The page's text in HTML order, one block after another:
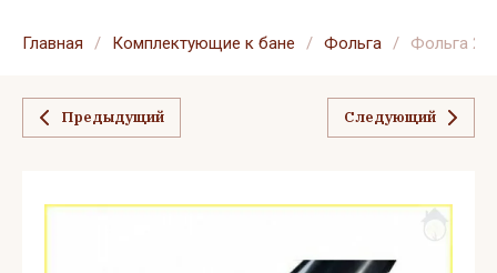
Главная / Комплектующие к бане / Фольга / Фольга 20
Предыдущий Следующий